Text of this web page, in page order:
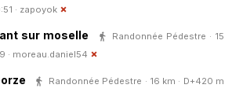
· zapoyok
sur moselle
Randonnée Pédestre · 15
· moreau.daniel54
Randonnée Pédestre · 16 km · D+420 m